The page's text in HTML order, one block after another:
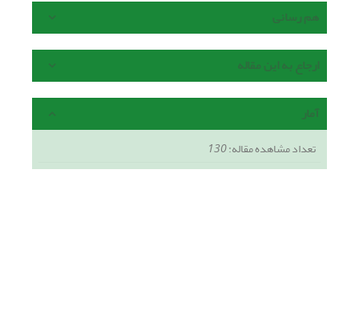
هم رسانی
ارجاع به این مقاله
آمار
تعداد مشاهده مقاله:130